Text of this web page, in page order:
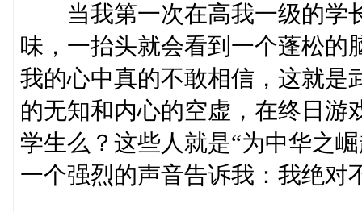
当我第一次在高我一级的学
味，一抬头就会看到一个蓬松的
我的心中真的不敢相信，这就是
的无知和内心的空虚，在终日游
学生么？这些人就是“为中华之
一个强烈的声音告诉我：我绝对